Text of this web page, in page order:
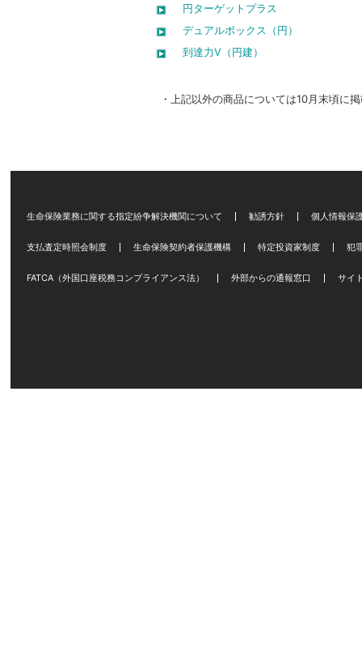
円ターゲットプラス
デュアルボックス（円）
到達力V（円建）
・上記以外の商品については10月末頃に
生命保険業務に関する指定紛争解決機関について 勧誘方針 個人情報保
支払査定時照会制度 生命保険契約者保護機構 特定投資家制度 犯
FATCA（外国口座税務コンプライアンス法） 外部からの通報窓口 サイ